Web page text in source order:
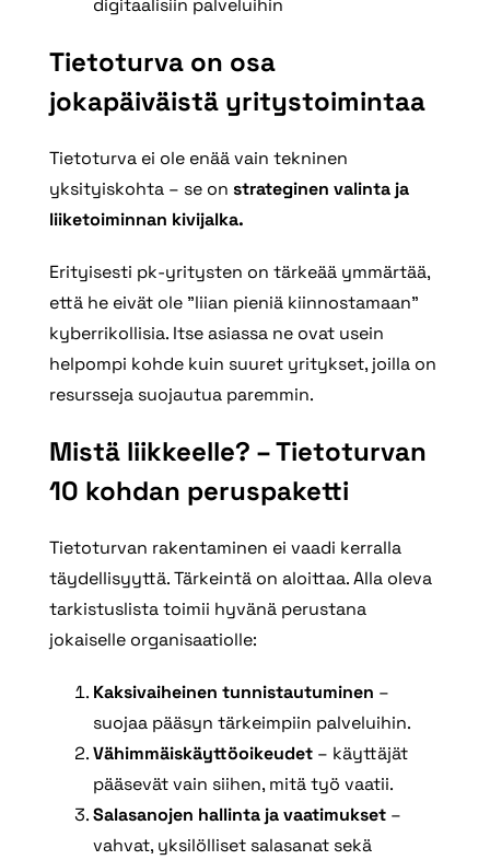
digitaalisiin palveluihin
Tietoturva on osa
jokapäiväistä yritystoimintaa
Tietoturva ei ole enää vain tekninen
yksityiskohta – se on strateginen valinta ja
liiketoiminnan kivijalka.
Erityisesti pk-yritysten on tärkeää ymmärtää,
että he eivät ole ”liian pieniä kiinnostamaan”
kyberrikollisia. Itse asiassa ne ovat usein
helpompi kohde kuin suuret yritykset, joilla on
resursseja suojautua paremmin.
Mistä liikkeelle? – Tietoturvan
10 kohdan peruspaketti
Tietoturvan rakentaminen ei vaadi kerralla
täydellisyyttä. Tärkeintä on aloittaa. Alla oleva
tarkistuslista toimii hyvänä perustana
jokaiselle organisaatiolle:
Kaksivaiheinen tunnistautuminen –
suojaa pääsyn tärkeimpiin palveluihin.
Vähimmäiskäyttöoikeudet– käyttäjät
pääsevät vain siihen, mitä työ vaatii.
Salasanojen hallinta ja vaatimukset–
vahvat, yksilölliset salasanat sekä